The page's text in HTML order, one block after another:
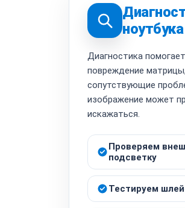
ноутбука
Диагностика
повреждение
сопутствующие
изображение может
искажаться.
Проверяем
подсветку
Тестируем